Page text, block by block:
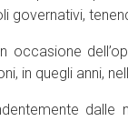
governativi,
occasione
in quegli anni,